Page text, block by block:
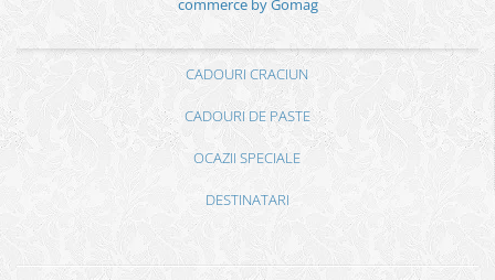
commerce by Gomag
CADOURI CRACIUN
CADOURI DE PASTE
OCAZII SPECIALE
DESTINATARI